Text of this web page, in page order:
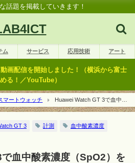
話題を掲載していきます！
ム サービス 応用技術 アート
画配信を開始しました！（横浜から富士
る！／YouTube）
マートウォッチ
Huawei Watch GT 3で血中酸
GT 3 計測 血中酸素濃度
血中酸素濃度（SpO2）を